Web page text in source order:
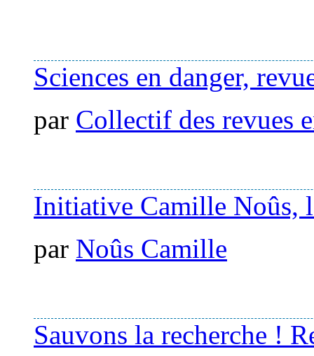
Sciences en danger,
par Collectif des revues
Initiative Camille Noûs,
par Noûs Camille
Sauvons la recherche !